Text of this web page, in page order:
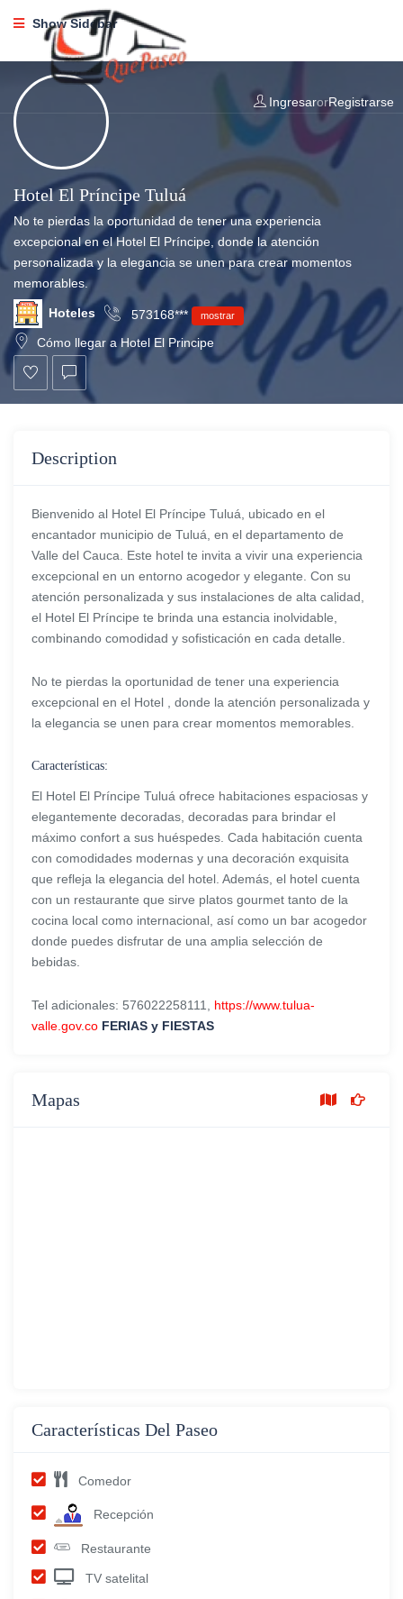
IngresarorRegistrarse
Show Sidebar
Hotel El Príncipe Tuluá
No te pierdas la oportunidad de tener una experiencia
excepcional en el Hotel El Príncipe, donde la atención
personalizada y la elegancia se unen para crear momentos
memorables.
Hoteles 573168*** mostrar
Cómo llegar a Hotel El Principe
Description
Bienvenido al Hotel El Príncipe Tuluá, ubicado en el
encantador municipio de Tuluá, en el departamento de
Valle del Cauca. Este hotel te invita a vivir una experiencia
excepcional en un entorno acogedor y elegante. Con su
atención personalizada y sus instalaciones de alta calidad,
el Hotel El Príncipe te brinda una estancia inolvidable,
combinando comodidad y sofisticación en cada detalle.
No te pierdas la oportunidad de tener una experiencia
excepcional en el Hotel , donde la atención personalizada y
la elegancia se unen para crear momentos memorables.
Características:
El Hotel El Príncipe Tuluá ofrece habitaciones espaciosas y
elegantemente decoradas, decoradas para brindar el
máximo confort a sus huéspedes. Cada habitación cuenta
con comodidades modernas y una decoración exquisita
que refleja la elegancia del hotel. Además, el hotel cuenta
con un restaurante que sirve platos gourmet tanto de la
cocina local como internacional, así como un bar acogedor
donde puedes disfrutar de una amplia selección de
bebidas.
Tel adicionales: 576022258111, https://www.tulua-
valle.gov.co FERIAS y FIESTAS
Mapas
Características Del Paseo
Comedor
Recepción
Restaurante
TV satelital